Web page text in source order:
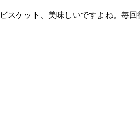
ケット、美味しいですよね。毎回